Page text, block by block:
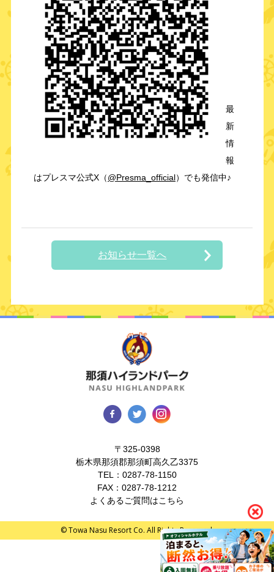
最
新
情
報
はプレスマ公式X（@Presma_official）でも発信中♪
お知らせ一覧へ
〒325-0398
栃木県那須郡那須町高久乙3375
TEL： 0287-78-1150
FAX：0287-78-1212
よくあるご質問はこちら
© Towa Nasu Resort Co. All Rights Reserved.